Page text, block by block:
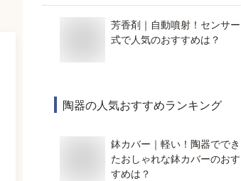
芳香剤｜自動噴射！センサー
式で人気のおすすめは？
陶器の人気おすすめランキング
鉢カバー｜軽い！陶器ででき
たおしゃれな鉢カバーのおす
すめは？